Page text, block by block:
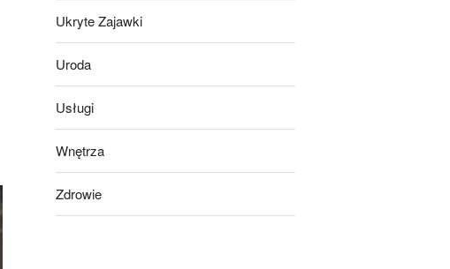
Ukryte Zajawki
Uroda
Usługi
Wnętrza
Zdrowie